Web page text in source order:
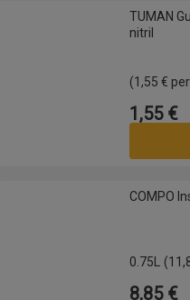
TUMAN Guants de jardíTUMAN
nitril
(1,55 €
Preu
1,55 €
COMPO Insecticida Triple Acció
COMPO
0.75L
Preu
8,85 €